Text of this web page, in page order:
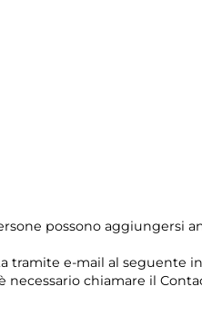
possono aggiungersi
tramite e-mail al seguente
è necessario chiamare il